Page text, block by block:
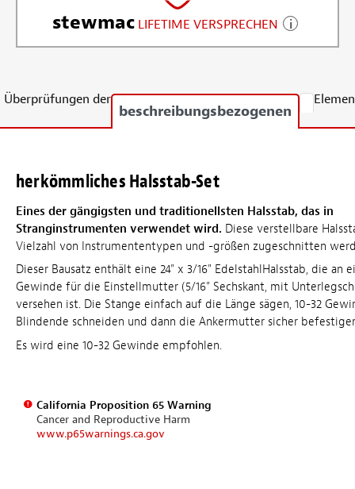
stewmac LIFETIME VERSPRECHEN
Überprüfungen der
beschreibungsbezogenen
herkömmliches Halsstab-Set
Eines der gängigsten und traditionellsten Halsstab, das in
Stranginstrumenten verwendet wird. Diese verstellbare
Vielzahl von Instrumententypen und -größen zugeschnitten
Dieser Bausatz enthält eine 24" x 3/16" EdelstahlHalsstab, die an
Gewinde für die Einstellmutter (5/16" Sechskant, mit
versehen ist. Die Stange einfach auf die Länge sägen, 10-32
Blindende schneiden und dann die Ankermutter sicher
Es wird eine 10-32 Gewinde empfohlen.
California Proposition 65 Warning
Cancer and Reproductive Harm
www.p65warnings.ca.gov